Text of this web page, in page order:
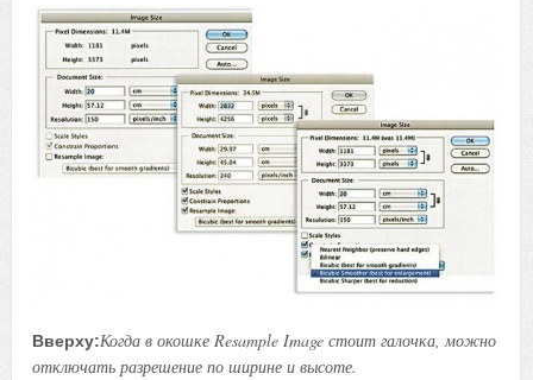
Вверху:Когда в окошке Resample Image стоит галочка, можно
отключать разрешение по ширине и высоте.